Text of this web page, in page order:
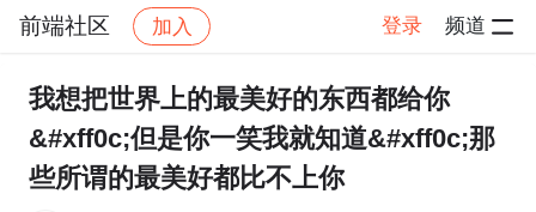
前端社区 加入 登录 频道
社区 前端社区 感慨 帖子详情
我想把世界上的最美好的东西都给你
&#xff0c;但是你一笑我就知道&#xff0c;那
些所谓的最美好都比不上你